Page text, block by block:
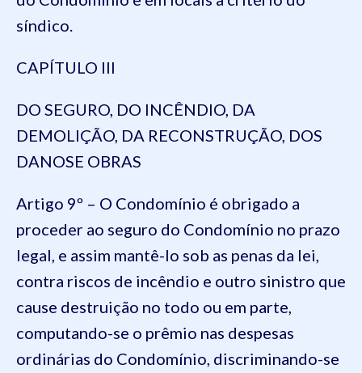
síndico.
CAPÍTULO III
DO SEGURO, DO INCÊNDIO, DA
DEMOLIÇÃO, DA RECONSTRUÇÃO, DOS
DANOSE OBRAS
Artigo 9º – O Condomínio é obrigado a
proceder ao seguro do Condomínio no prazo
legal, e assim mantê-lo sob as penas da lei,
contra riscos de incêndio e outro sinistro que
cause destruição no todo ou em parte,
computando-se o prêmio nas despesas
ordinárias do Condomínio, discriminando-se